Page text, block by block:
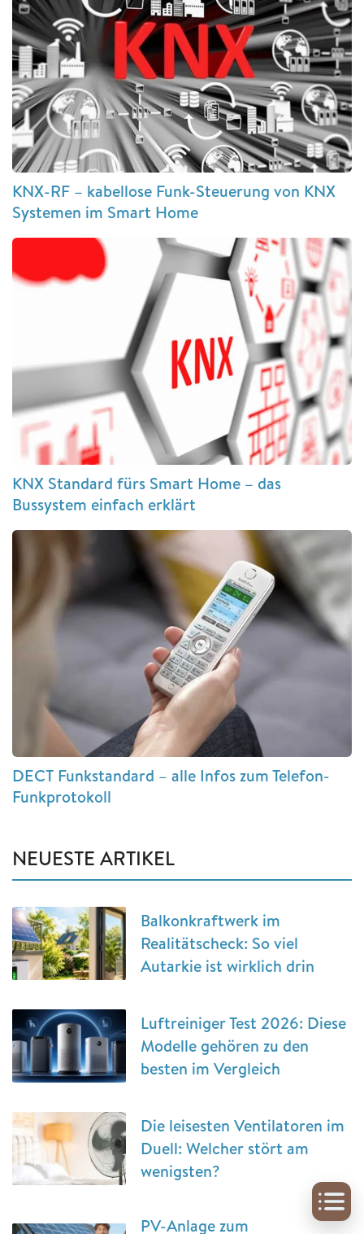
KNX-RF – kabellose Funk-Steuerung von KNX
Systemen im Smart Home
KNX Standard fürs Smart Home – das
Bussystem einfach erklärt
DECT Funkstandard – alle Infos zum Telefon-
Funkprotokoll
NEUESTE ARTIKEL
Balkonkraftwerk im
Realitätscheck: So viel
Autarkie ist wirklich drin
Luftreiniger Test 2026: Diese
Modelle gehören zu den
besten im Vergleich
Die leisesten Ventilatoren im
Duell: Welcher stört am
wenigsten?
PV-Anlage zum